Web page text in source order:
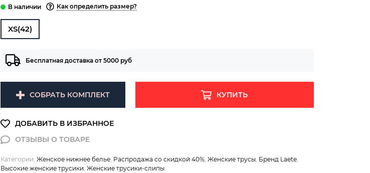
Как определить размер?
XS(42)
Бесплатная доставка от 5000 руб
СОБРАТЬ КОМПЛЕКТ КУПИТЬ
Категории: Женское нижнее белье, Распродажа со скидкой 40%, Женские трусы, Бренд Laete,
Высокие женские трусики, Женские трусики-слипы